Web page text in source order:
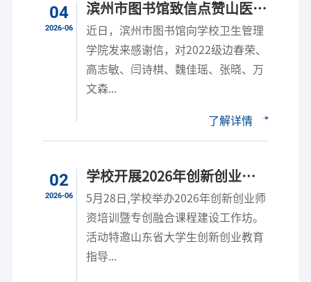
04
2026-06
滨州市图书馆致信点赞山医药
学子
近日，滨州市图书馆向学校卫生管理
学院发来感谢信，对2022级边春荣、
高志敏、闫诗棋、魏佳瑶、张晓、万
文森...
了解详情
02
2026-06
学校开展2026年创新创业师
资培训暨专创融合课程建设工
作坊
5月28日,学校举办2026年创新创业师
资培训暨专创融合课程建设工作坊。
活动特邀山东省大学生创新创业教育
指导...